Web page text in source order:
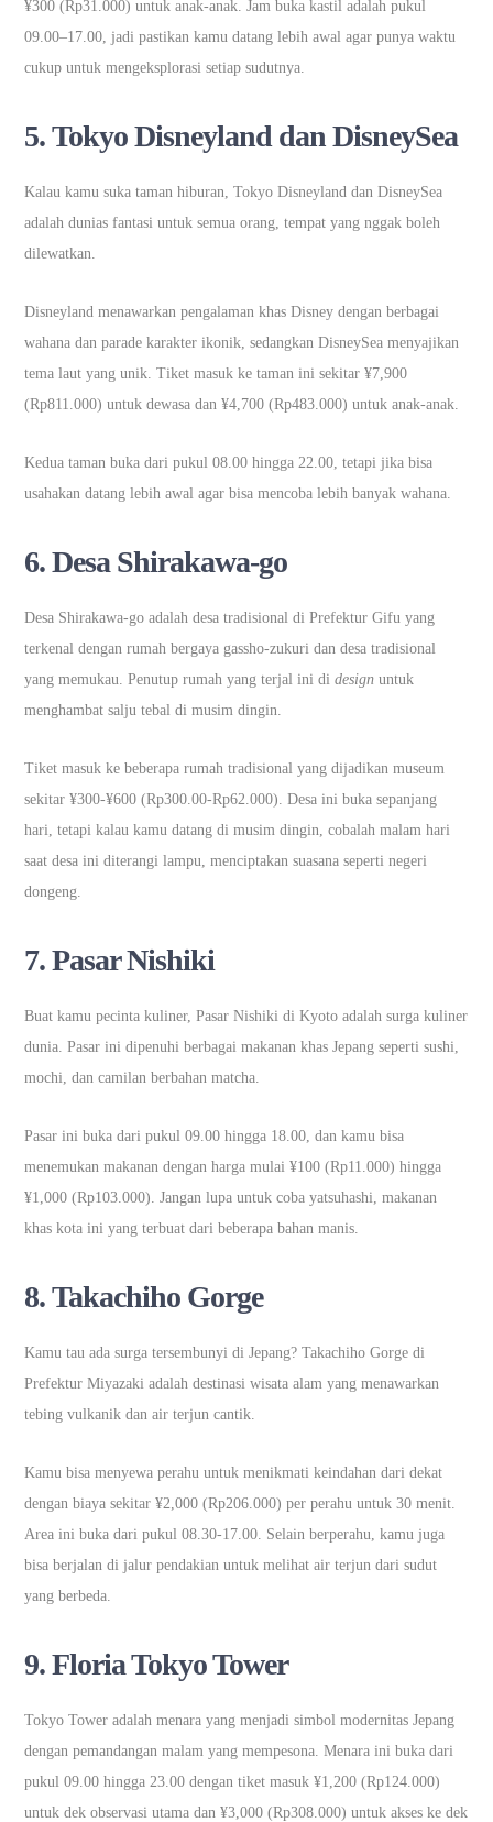
¥300 (Rp31.000) untuk anak-anak. Jam buka kastil adalah pukul
09.00–17.00, jadi pastikan kamu datang lebih awal agar punya waktu
cukup untuk mengeksplorasi setiap sudutnya.
5.Tokyo Disneyland dan DisneySea
Kalau kamu suka taman hiburan, Tokyo Disneyland dan DisneySea
adalah dunias fantasi untuk semua orang, tempat yang nggak boleh
dilewatkan.
Disneyland menawarkan pengalaman khas Disney dengan berbagai
wahana dan parade karakter ikonik, sedangkan DisneySea menyajikan
tema laut yang unik. Tiket masuk ke taman ini sekitar ¥7,900
(Rp811.000) untuk dewasa dan ¥4,700 (Rp483.000) untuk anak-anak.
Kedua taman buka dari pukul 08.00 hingga 22.00, tetapi jika bisa
usahakan datang lebih awal agar bisa mencoba lebih banyak wahana.
6.Desa Shirakawa-go
Desa Shirakawa-go adalah desa tradisional di Prefektur Gifu yang
terkenal dengan rumah bergaya gassho-zukuri dan desa tradisional
yang memukau. Penutup rumah yang terjal ini didesignuntuk
menghambat salju tebal di musim dingin.
Tiket masuk ke beberapa rumah tradisional yang dijadikan museum
sekitar ¥300-¥600 (Rp300.00-Rp62.000). Desa ini buka sepanjang
hari, tetapi kalau kamu datang di musim dingin, cobalah malam hari
saat desa ini diterangi lampu, menciptakan suasana seperti negeri
dongeng.
7.Pasar Nishiki
Buat kamu pecinta kuliner, Pasar Nishiki di Kyoto adalah surga kuliner
dunia. Pasar ini dipenuhi berbagai makanan khas Jepang seperti sushi,
mochi, dan camilan berbahan matcha.
Pasar ini buka dari pukul 09.00 hingga 18.00, dan kamu bisa
menemukan makanan dengan harga mulai ¥100 (Rp11.000) hingga
¥1,000 (Rp103.000). Jangan lupa untuk coba yatsuhashi, makanan
khas kota ini yang terbuat dari beberapa bahan manis.
8.Takachiho Gorge
Kamu tau ada surga tersembunyi di Jepang? Takachiho Gorge di
Prefektur Miyazaki adalah destinasi wisata alam yang menawarkan
tebing vulkanik dan air terjun cantik.
Kamu bisa menyewa perahu untuk menikmati keindahan dari dekat
dengan biaya sekitar ¥2,000 (Rp206.000) per perahu untuk 30 menit.
Area ini buka dari pukul 08.30-17.00. Selain berperahu, kamu juga
bisa berjalan di jalur pendakian untuk melihat air terjun dari sudut
yang berbeda.
9.Floria Tokyo Tower
Tokyo Tower adalah menara yang menjadi simbol modernitas Jepang
dengan pemandangan malam yang mempesona. Menara ini buka dari
pukul 09.00 hingga 23.00 dengan tiket masuk ¥1,200 (Rp124.000)
untuk dek observasi utama dan ¥3,000 (Rp308.000) untuk akses ke dek